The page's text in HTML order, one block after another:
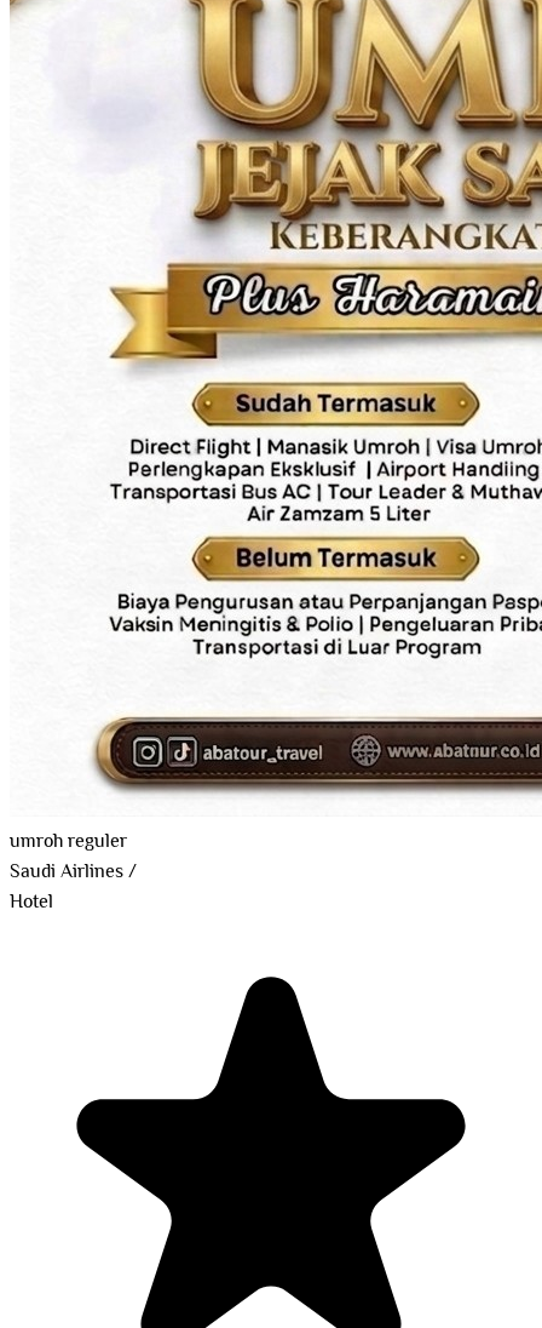
umroh reguler
Saudi Airlines/
Hotel